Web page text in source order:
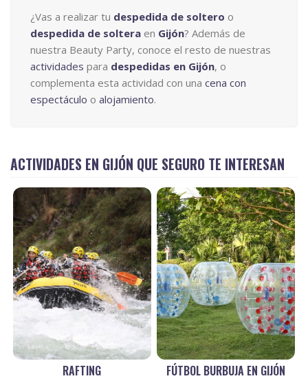
¿Vas a realizar tu despedida de soltero o
despedida de soltera en Gijón? Además de
nuestra Beauty Party, conoce el resto de nuestras
actividades para despedidas en Gijón, o
complementa esta actividad con una cena con
espectáculo o alojamiento.
ACTIVIDADES EN GIJÓN QUE SEGURO TE INTERESAN
RAFTING FÚTBOL BURBUJA EN GIJÓN